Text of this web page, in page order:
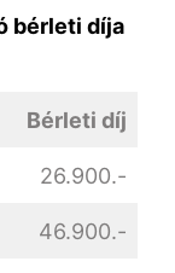
bérleti díja
Bérleti díj
26.900.-
46.900.-